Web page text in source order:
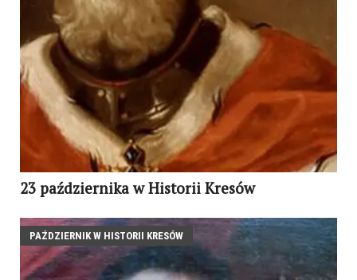
23 października w Historii Kresów
PAŹDZIERNIK W HISTORII KRESÓW